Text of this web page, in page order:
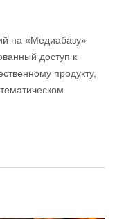
на «Медиабазу»
доступ к
продукту,